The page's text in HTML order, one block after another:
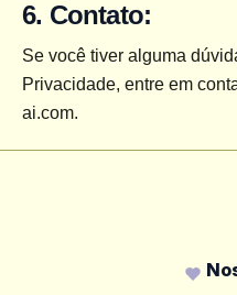
6. Contato:
Se você tiver alguma
Privacidade, entre em
ai.com.